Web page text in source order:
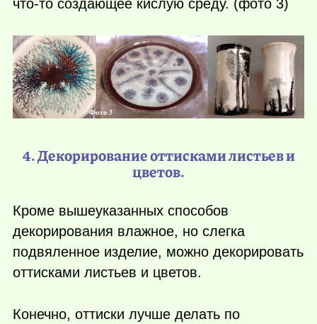
что-то создающее кислую среду. (фото 3)
4. Декорирование оттисками листьев и
цветов.
Кроме вышеуказанных способов
декорирования влажное, но слегка
подвяленное изделие, можно декорировать
оттисками листьев и цветов.
Конечно, оттиски лучше делать по